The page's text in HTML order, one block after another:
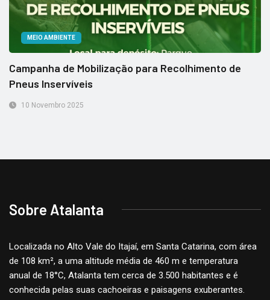
MEIO AMBIENTE
Campanha de Mobilização para Recolhimento de
Pneus Inservíveis
10 Novembro 2025
Sobre Atalanta
Localizada no Alto Vale do Itajaí, em Santa Catarina, com área
de 108 km², a uma altitude média de 460 m e temperatura
anual de 18°C, Atalanta tem cerca de 3.500 habitantes e é
conhecida pelas suas cachoeiras e paisagens exuberantes.